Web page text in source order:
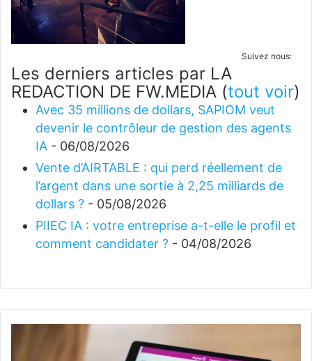
Suivez nous:
Les derniers articles par LA
REDACTION DE FW.MEDIA (tout voir)
Avec 35 millions de dollars, SAPIOM veut
devenir le contrôleur de gestion des agents
IA - 06/08/2026
Vente d’AIRTABLE : qui perd réellement de
l’argent dans une sortie à 2,25 milliards de
dollars ? - 05/08/2026
PIIEC IA : votre entreprise a-t-elle le profil et
comment candidater ? - 04/08/2026